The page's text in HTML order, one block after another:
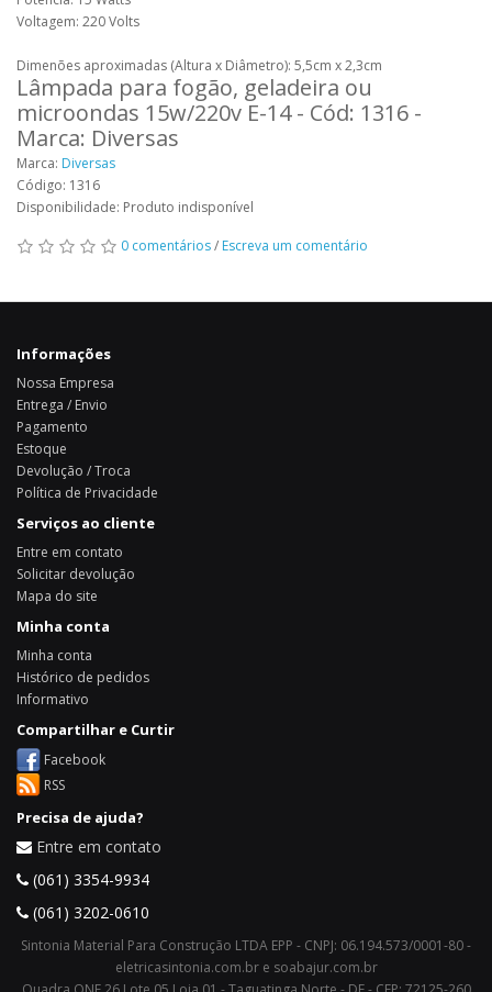
Voltagem: 220 Volts
Dimenões aproximadas (Altura x Diâmetro): 5,5cm x 2,3cm
Lâmpada para fogão, geladeira ou
microondas 15w/220v E-14 - Cód: 1316 -
Marca: Diversas
Marca: Diversas
Código: 1316
Disponibilidade: Produto indisponível
0 comentários/ Escreva um comentário
Informações
Nossa Empresa
Entrega / Envio
Pagamento
Estoque
Devolução / Troca
Política de Privacidade
Serviços ao cliente
Entre em contato
Solicitar devolução
Mapa do site
Minha conta
Minha conta
Histórico de pedidos
Informativo
Compartilhar e Curtir
Facebook
RSS
Precisa de ajuda?
Entre em contato
(061) 3354-9934
(061) 3202-0610
Sintonia Material Para Construção LTDA EPP - CNPJ: 06.194.573/0001-80 -
eletricasintonia.com.br e soabajur.com.br